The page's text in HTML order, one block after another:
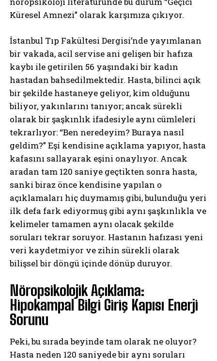
Küresel Amnezi” olarak karşımıza çıkıyor.
İstanbul Tıp Fakültesi Dergisi’nde yayımlanan
bir vakada, acil servise ani gelişen bir hafıza
kaybı ile getirilen 56 yaşındaki bir kadın
hastadan bahsedilmektedir. Hasta, bilinci açık
bir şekilde hastaneye geliyor, kim olduğunu
biliyor, yakınlarını tanıyor; ancak sürekli
olarak bir şaşkınlık ifadesiyle aynı cümleleri
tekrarlıyor: “Ben neredeyim? Buraya nasıl
geldim?” Eşi kendisine açıklama yapıyor, hasta
kafasını sallayarak eşini onaylıyor. Ancak
aradan tam 120 saniye geçtikten sonra hasta,
sanki biraz önce kendisine yapılan o
açıklamaları hiç duymamış gibi, bulunduğu yeri
ilk defa fark ediyormuş gibi aynı şaşkınlıkla ve
kelimeler tamamen aynı olacak şekilde
soruları tekrar soruyor. Hastanın hafızası yeni
veri kaydetmiyor ve zihin sürekli olarak
bilişsel bir döngü içinde dönüp duruyor.
Nöropsikolojik Açıklama:
Hipokampal Bilgi Giriş Kapısı Enerji
Sorunu
Peki, bu sırada beyinde tam olarak ne oluyor?
Hasta neden 120 saniyede bir aynı soruları